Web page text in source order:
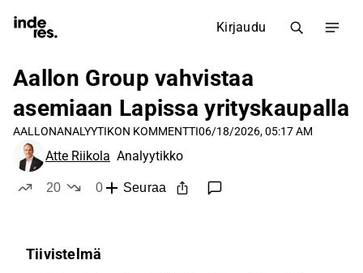
Kirjaudu
Aallon Group vahvistaa
asemiaan Lapissa yrityskaupalla
AALLONANALYYTIKON KOMMENTTI06/18/2026, 05:17 AM
Atte Riikola Analyytikko
20
0
Seuraa
Tiivistelmä